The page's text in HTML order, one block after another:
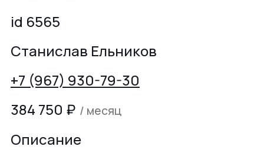
id 6565
Станислав Ельников
+7 (967) 930-79-30
384 750 ₽ / месяц
Описание